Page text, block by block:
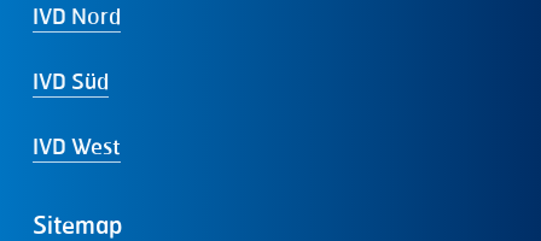
IVD Nord
IVD Süd
IVD West
Sitemap